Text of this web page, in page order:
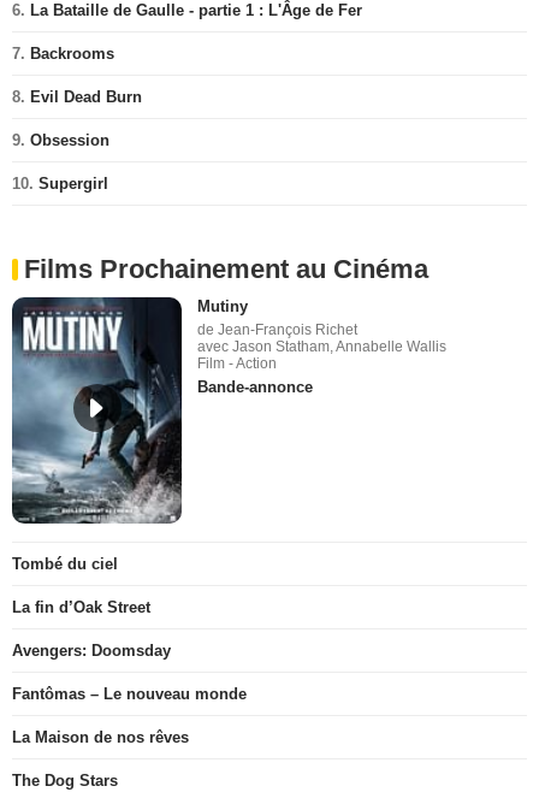
6. La Bataille de Gaulle - partie 1 : L'Âge de Fer
7. Backrooms
8. Evil Dead Burn
9. Obsession
10. Supergirl
Films Prochainement au Cinéma
Mutiny
de Jean-François Richet
avec Jason Statham, Annabelle Wallis
Film - Action
Bande-annonce
Tombé du ciel
La fin d’Oak Street
Avengers: Doomsday
Fantômas – Le nouveau monde
La Maison de nos rêves
The Dog Stars